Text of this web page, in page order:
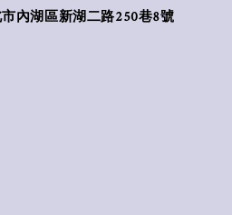
內湖區新湖二路250巷8號